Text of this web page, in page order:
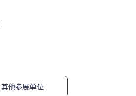
其他参展单位